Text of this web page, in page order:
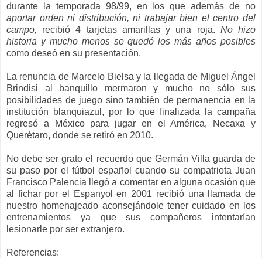
durante la temporada 98/99, en los que además de no
aportar orden ni distribución, ni trabajar bien el centro del
campo, recibió 4 tarjetas amarillas y una roja. No hizo
historia y mucho menos se quedó los más años posibles
como deseó en su presentación.
La renuncia de Marcelo Bielsa y la llegada de Miguel Ángel
Brindisi al banquillo mermaron y mucho no sólo sus
posibilidades de juego sino también de permanencia en la
institución blanquiazul, por lo que finalizada la campaña
regresó a México para jugar en el América, Necaxa y
Querétaro, donde se retiró en 2010.
No debe ser grato el recuerdo que Germán Villa guarda de
su paso por el fútbol español cuando su compatriota Juan
Francisco Palencia llegó a comentar en alguna ocasión que
al fichar por el Espanyol en 2001 recibió una llamada de
nuestro homenajeado aconsejándole tener cuidado en los
entrenamientos ya que sus compañeros intentarían
lesionarle por ser extranjero.
Referencias: